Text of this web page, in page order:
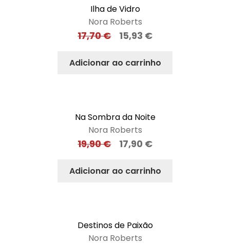
Ilha de Vidro
Nora Roberts
17,70€ 15,93 €
Adicionar ao carrinho
Na Sombra da Noite
Nora Roberts
19,90€ 17,90 €
Adicionar ao carrinho
Destinos de Paixão
Nora Roberts